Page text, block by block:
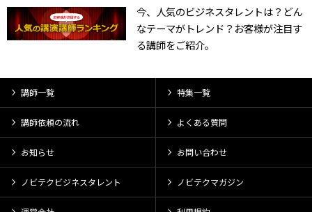
今、人気のビジネスタレントは？どん
なテーマがトレンド？お客様が注目す
る講師をご紹介。
講師一覧 特集一覧
講師依頼の流れ よくある質問
お知らせ お問い合わせ
ノビテクビジネスタレント ノビテクマガジン